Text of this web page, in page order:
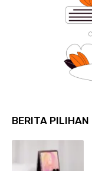
BERITA PILIHAN